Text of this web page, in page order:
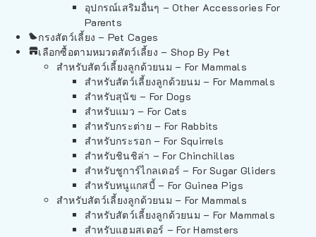
อุปกรณ์เสริมอื่นๆ – Other Accessories For
Parents
กรงสัตว์เลี้ยง – Pet Cages
เลือกซื้อตามหมวดสัตว์เลี้ยง – Shop By Pet
สำหรับสัตว์เลี้ยงลูกด้วยนม – For Mammals
สำหรับสัตว์เลี้ยงลูกด้วยนม – For Mammals
สำหรับสุนัข – For Dogs
สำหรับแมว – For Cats
สำหรับกระต่าย – For Rabbits
สำหรับกระรอก – For Squirrels
สำหรับชินชิล่า – For Chinchillas
สำหรับชูการ์ไกลเดอร์ – For Sugar Gliders
สำหรับหนูแกสบี้ – For Guinea Pigs
สำหรับสัตว์เลี้ยงลูกด้วยนม – For Mammals
สำหรับสัตว์เลี้ยงลูกด้วยนม – For Mammals
สำหรับแฮมสเตอร์ – For Hamsters